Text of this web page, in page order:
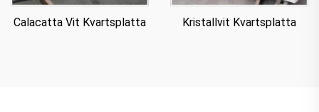
Calacatta Vit Kvartsplatta Kristallvit Kvartsplatta